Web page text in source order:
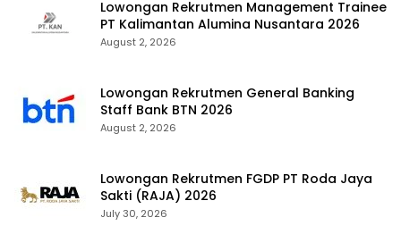
Lowongan Rekrutmen Management Trainee
PT Kalimantan Alumina Nusantara 2026
August 2, 2026
Lowongan Rekrutmen General Banking
Staff Bank BTN 2026
August 2, 2026
Lowongan Rekrutmen FGDP PT Roda Jaya
Sakti (RAJA) 2026
July 30, 2026